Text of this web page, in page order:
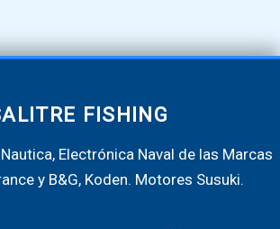
FISHING
Electrónica Naval de las Marcas
y B&G, Koden. Motores Susuki.